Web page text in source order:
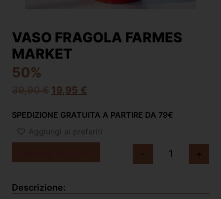
VASO FRAGOLA FARMES
MARKET
50%
39,90€ 19,95 €
SPEDIZIONE GRATUITA A PARTIRE DA 79€
Aggiungi ai preferiti
- +
Descrizione: